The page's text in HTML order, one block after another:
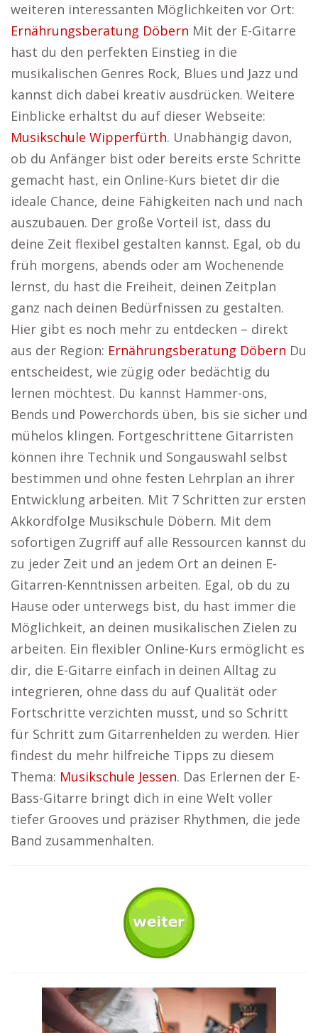
weiteren interessanten Möglichkeiten vor Ort:
Ernährungsberatung Döbern Mit der E-Gitarre
hast du den perfekten Einstieg in die
musikalischen Genres Rock, Blues und Jazz und
kannst dich dabei kreativ ausdrücken. Weitere
Einblicke erhältst du auf dieser Webseite:
Musikschule Wipperfürth. Unabhängig davon,
ob du Anfänger bist oder bereits erste Schritte
gemacht hast, ein Online-Kurs bietet dir die
ideale Chance, deine Fähigkeiten nach und nach
auszubauen. Der große Vorteil ist, dass du
deine Zeit flexibel gestalten kannst. Egal, ob du
früh morgens, abends oder am Wochenende
lernst, du hast die Freiheit, deinen Zeitplan
ganz nach deinen Bedürfnissen zu gestalten.
Hier gibt es noch mehr zu entdecken – direkt
aus der Region: Ernährungsberatung Döbern Du
entscheidest, wie zügig oder bedächtig du
lernen möchtest. Du kannst Hammer-ons,
Bends und Powerchords üben, bis sie sicher und
mühelos klingen. Fortgeschrittene Gitarristen
können ihre Technik und Songauswahl selbst
bestimmen und ohne festen Lehrplan an ihrer
Entwicklung arbeiten. Mit 7 Schritten zur ersten
Akkordfolge Musikschule Döbern. Mit dem
sofortigen Zugriff auf alle Ressourcen kannst du
zu jeder Zeit und an jedem Ort an deinen E-
Gitarren-Kenntnissen arbeiten. Egal, ob du zu
Hause oder unterwegs bist, du hast immer die
Möglichkeit, an deinen musikalischen Zielen zu
arbeiten. Ein flexibler Online-Kurs ermöglicht es
dir, die E-Gitarre einfach in deinen Alltag zu
integrieren, ohne dass du auf Qualität oder
Fortschritte verzichten musst, und so Schritt
für Schritt zum Gitarrenhelden zu werden. Hier
findest du mehr hilfreiche Tipps zu diesem
Thema: Musikschule Jessen. Das Erlernen der E-
Bass-Gitarre bringt dich in eine Welt voller
tiefer Grooves und präziser Rhythmen, die jede
Band zusammenhalten.